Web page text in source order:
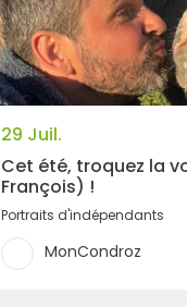
29 Juil.
Cet été, troquez la
François) !
Portraits d'indépendants
MonCondroz